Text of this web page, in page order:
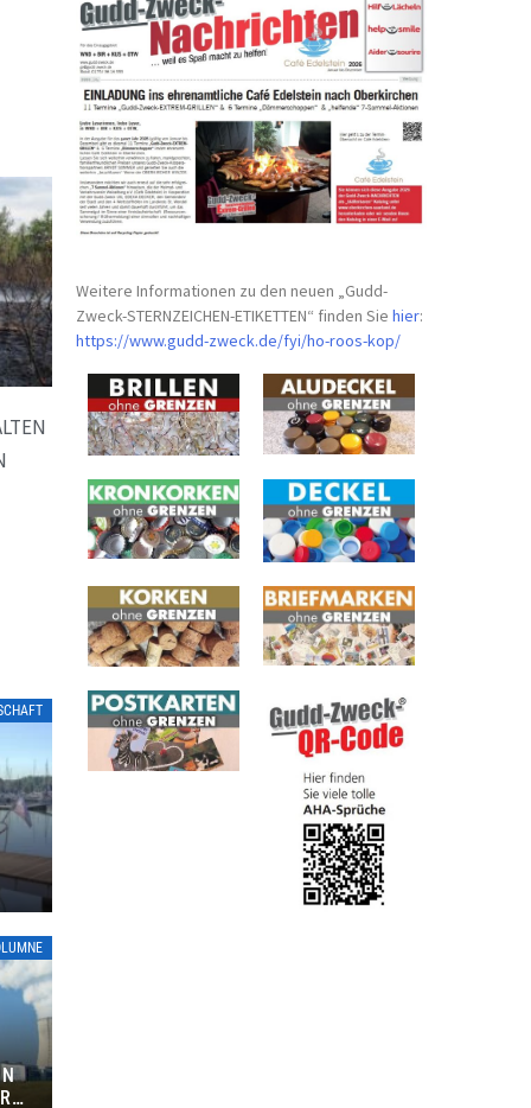
Weitere Informationen zu den neuen „Gudd-
Zweck-STERNZEICHEN-ETIKETTEN“ finden Siehier:
https://www.gudd-zweck.de/fyi/ho-roos-kop/